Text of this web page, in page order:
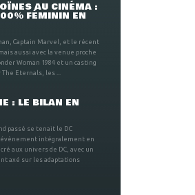
AU CINÉMA :
FÉMININ EN
Captain Marvel, et le récent
aussi avec la venue proche
Woman 1984 et un casting
Eternals, les ...
: LE BILAN EN
passé se tenait le DC
évènement intégralement en
aux univers de DC, avec un
axé sur les adaptations